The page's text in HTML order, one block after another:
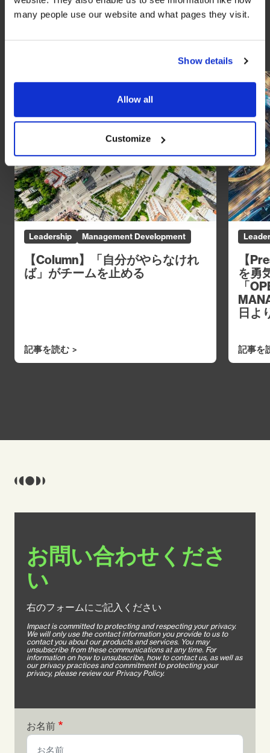
many people use our website and what pages they visit.
Show details
Allow all
Customize
You might also like
Leadership Management Development
【Column】「自分がやらなけれ
ば」がチームを止める
記事を読む
【
を勇
「
日よ
記事を
お問い合わせくださ
い
右のフォームにご記入ください
Impact is committed to protecting and respecting your privacy.
We will only use the contact information you provide to us to
contact you about our products and services. You may
unsubscribe from these communications at any time. For
information on how to unsubscribe, how to contact us, as well as
our privacy practices and commitment to protecting your
privacy, please review our Privacy Policy.
お名前